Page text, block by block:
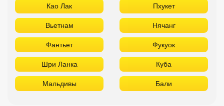
Као Лак Пхукет
Вьетнам Нячанг
Фантьет Фукуок
Шри Ланка Куба
Мальдивы Бали